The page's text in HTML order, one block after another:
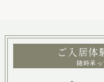
ご入居体
随時承っ